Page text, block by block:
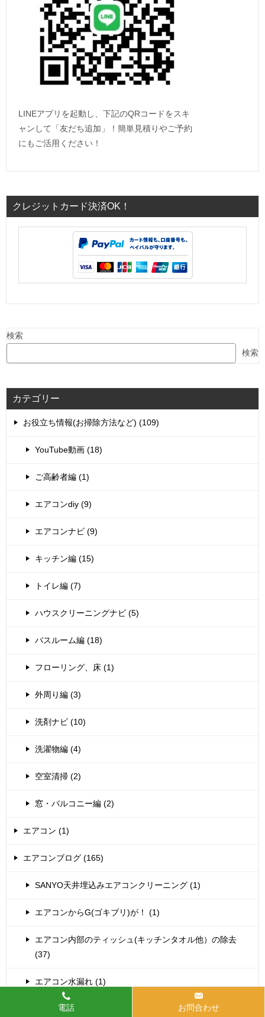
LINEアプリを起動し、下記のQRコードをスキ
ャンして「友だち追加」！簡単見積りやご予約
にもご活用ください！
クレジットカード決済OK！
検索
検索
カテゴリー
お役立ち情報(お掃除方法など) (109)
YouTube動画 (18)
ご高齢者編 (1)
エアコンdiy (9)
エアコンナビ (9)
キッチン編 (15)
トイレ編 (7)
ハウスクリーニングナビ (5)
バスルーム編 (18)
フローリング、床 (1)
外周り編 (3)
洗剤ナビ (10)
洗濯物編 (4)
空室清掃 (2)
窓・バルコニー編 (2)
エアコン (1)
エアコンブログ (165)
SANYO天井埋込みエアコンクリーニング (1)
エアコンからG(ゴキブリ)が！ (1)
エアコン内部のティッシュ(キッチンタオル他）の除去
(37)
エアコン水漏れ (1)
シャープお掃除機能付きエアコン分解クリーニング (7)
電話 お問合わせ